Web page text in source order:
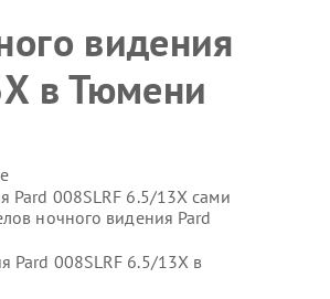
видения
в Тюмени
Pard 008SLRF 6.5/13X сами
ночного видения Pard
Pard 008SLRF 6.5/13X в